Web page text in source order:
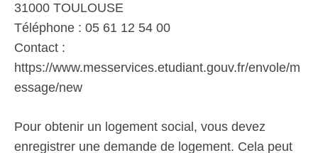
31000 TOULOUSE
Téléphone : 05 61 12 54 00
Contact :
https://www.messervices.etudiant.gouv.fr/envole/m
essage/new
Pour obtenir un logement social, vous devez
enregistrer une demande de logement. Cela peut